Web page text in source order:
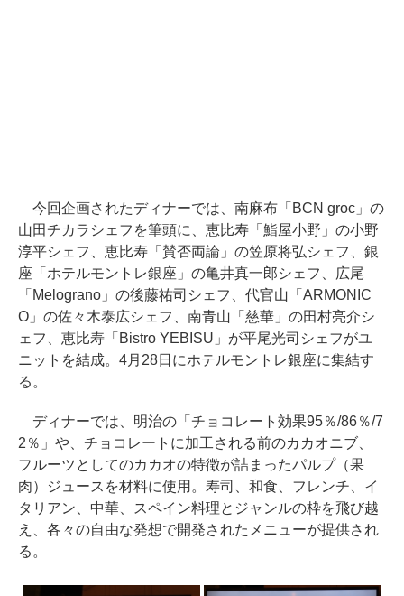
今回企画されたディナーでは、南麻布「BCN groc」の
山田チカラシェフを筆頭に、恵比寿「鮨屋小野」の小野
淳平シェフ、恵比寿「賛否両論」の笠原将弘シェフ、銀
座「ホテルモントレ銀座」の亀井真一郎シェフ、広尾
「Melograno」の後藤祐司シェフ、代官山「ARMONIC
O」の佐々木泰広シェフ、南青山「慈華」の田村亮介シ
ェフ、恵比寿「Bistro YEBISU」が平尾光司シェフがユ
ニットを結成。4月28日にホテルモントレ銀座に集結す
る。
ディナーでは、明治の「チョコレート効果95％/86％/7
2％」や、チョコレートに加工される前のカカオニブ、
フルーツとしてのカカオの特徴が詰まったパルプ（果
肉）ジュースを材料に使用。寿司、和食、フレンチ、イ
タリアン、中華、スペイン料理とジャンルの枠を飛び越
え、各々の自由な発想で開発されたメニューが提供され
る。